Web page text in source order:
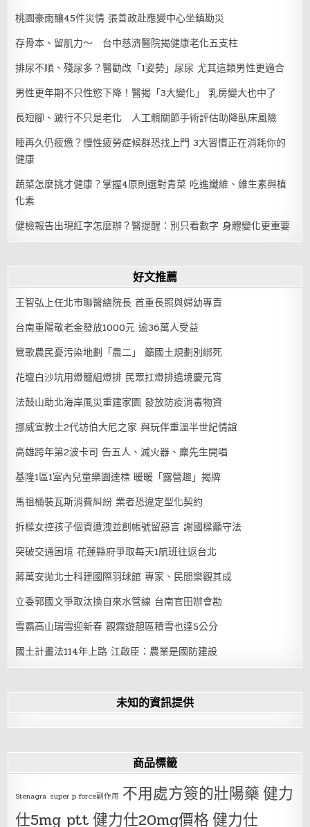
桃園豪雨釀45件災情 張善政赴應變中心坐鎮勘災
存骨本、留肌力～ 台中慈濟醫院揭健康老化五支柱
排尿不順、殘尿多？醫勸改「1姿勢」尿尿 尤其這類男性更適合
男性更年期不只性慾下降！醫揭「3大變化」 乳房變大也中了
長短腳、跛行不只是老化 人工髖關節手術評估助降臥床風險
睡再久仍疲憊？慢性疲勞症候群恐找上門 3大習慣正在消耗你的
健康
蔬菜怎麼挑才健康？掌握4原則選對青菜 吃進纖維、維生素與植
化素
健檢報告出現紅字怎麼辦？醫提醒：別只看數字 身體變化更重要
好文推薦
王智弘上任北市聯醫總院長 首重長照與婦幼專責
台南重陽敬老金發放1000元 逾36萬人受益
鶯歌農民憂污染地劃「農二」 籲國土規劃別綁死
花壇白沙坑用燈籠組燈排 民眾扛燈排遶境慶元宵
法鼓山助北海岸風災重建家園 發放防疫消毒物資
挪威宣教士2代訪伯大尼之家 與玩伴重溫半世紀情誼
高雄跨年第2波卡司 告五人、滅火器、麋先生開唱
基隆1區1室內兒童樂園達標 暖暖「露營趣」揭牌
馬祖桶裝瓦斯消費糾紛 業者恐違定型化契約
拆樑女控孩子個資遭洩並創帳號留惡言 謝國樑籲守法
突破交通困境 花蓮縣府爭取每天1航班往返台北
蔣萬安拋北士科建國際羽球館 專家、民間樂觀其成
立委郭國文爭取汰換自來水管線 台南官田辦會勘
雪霸高山瑞雪迎新春 觀霧遊憩區積雪也達5公分
國土計畫法114年上路 江啟臣：農業是國防建設
未知的資訊提供
商品標籤
Stenagra super p force副作用 不用處方簽的壯陽藥健力
仕5mg ptt健力仕20mg價格健力仕